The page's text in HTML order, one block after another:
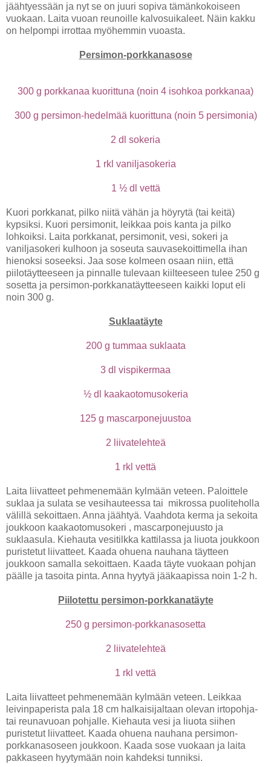
jäähtyessään ja nyt se on juuri sopiva tämänkokoiseen
vuokaan. Laita vuoan reunoille kalvosuikaleet. Näin kakku
on helpompi irrottaa myöhemmin vuoasta.
Persimon-porkkanasose
300 g porkkanaa kuorittuna (noin 4 isohkoa porkkanaa)
300 g persimon-hedelmää kuorittuna (noin 5 persimonia)
2 dl sokeria
1 rkl vaniljasokeria
1 ½ dl vettä
Kuori porkkanat, pilko niitä vähän ja höyrytä (tai keitä)
kypsiksi. Kuori persimonit, leikkaa pois kanta ja pilko
lohkoiksi. Laita porkkanat, persimonit, vesi, sokeri ja
vaniljasokeri kulhoon ja soseuta sauvasekoittimella ihan
hienoksi soseeksi. Jaa sose kolmeen osaan niin, että
piilotäytteeseen ja pinnalle tulevaan kiilteeseen tulee 250 g
sosetta ja persimon-porkkanatäytteeseen kaikki loput eli
noin 300 g.
Suklaatäyte
200 g tummaa suklaata
3 dl vispikermaa
½ dl kaakaotomusokeria
125 g mascarponejuustoa
2 liivatelehteä
1 rkl vettä
Laita liivatteet pehmenemään kylmään veteen. Paloittele
suklaa ja sulata se vesihauteessa tai mikrossa puoliteholla
välillä sekoittaen. Anna jäähtyä. Vaahdota kerma ja sekoita
joukkoon kaakaotomusokeri , mascarponejuusto ja
suklaasula. Kiehauta vesitilkka kattilassa ja liuota joukkoon
puristetut liivatteet. Kaada ohuena nauhana täytteen
joukkoon samalla sekoittaen. Kaada täyte vuokaan pohjan
päälle ja tasoita pinta. Anna hyytyä jääkaapissa noin 1-2 h.
Piilotettu persimon-porkkanatäyte
250 g persimon-porkkanasosetta
2 liivatelehteä
1 rkl vettä
Laita liivatteet pehmenemään kylmään veteen. Leikkaa
leivinpaperista pala 18 cm halkaisijaltaan olevan irtopohja-
tai reunavuoan pohjalle. Kiehauta vesi ja liuota siihen
puristetut liivatteet. Kaada ohuena nauhana persimon-
porkkanasoseen joukkoon. Kaada sose vuokaan ja laita
pakkaseen hyytymään noin kahdeksi tunniksi.